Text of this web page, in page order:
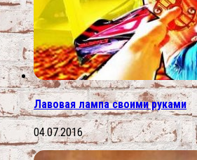
Лавовая лампа своими руками
04.07.2016